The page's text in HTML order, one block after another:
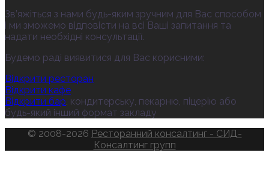
Зв’яжіться з нами будь-яким зручним для Вас способом
і ми зможемо відповісти на всі Ваші запитання та
надати необхідні консультації.
Будемо раді виявитися для Вас корисними:
Відкрити ресторан
Відкрити кафе
Відкрити бар, кондитерську, пекарню, піцерію або
будь-який інший формат закладу
© 2008-2026 Ресторанний консалтинг - СИД-
Консалтинг групп